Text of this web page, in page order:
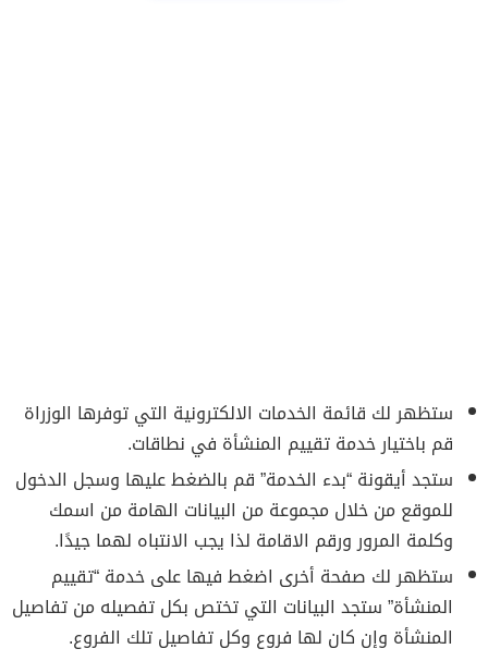
ستظهر لك قائمة الخدمات الالكترونية التي توفرها الوزراة
قم باختيار خدمة تقييم المنشأة في نطاقات.
ستجد أيقونة “بدء الخدمة” قم بالضغط عليها وسجل الدخول
للموقع من خلال مجموعة من البيانات الهامة من اسمك
وكلمة المرور ورقم الاقامة لذا يجب الانتباه لهما جيدًا.
ستظهر لك صفحة أخرى اضغط فيها على خدمة “تقييم
المنشأة” ستجد البيانات التي تختص بكل تفصيله من تفاصيل
المنشأة وإن كان لها فروع وكل تفاصيل تلك الفروع.